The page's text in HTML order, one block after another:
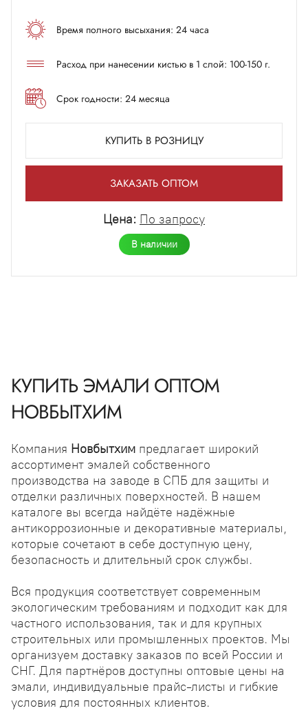
Время полного высыхания: 24 часа
Расход при нанесении кистью в 1 слой: 100-150 г.
Срок годности: 24 месяца
КУПИТЬ В РОЗНИЦУ
ЗАКАЗАТЬ ОПТОМ
Цена: По запросу
В наличии
КУПИТЬ ЭМАЛИ ОПТОМ
НОВБЫТХИМ
Компания Новбытхим предлагает широкий
ассортимент эмалей собственного
производства на заводе в СПБ для защиты и
отделки различных поверхностей. В нашем
каталоге вы всегда найдёте надёжные
антикоррозионные и декоративные материалы,
которые сочетают в себе доступную цену,
безопасность и длительный срок службы.
Вся продукция соответствует современным
экологическим требованиям и подходит как для
частного использования, так и для крупных
строительных или промышленных проектов. Мы
организуем доставку заказов по всей России и
СНГ. Для партнёров доступны оптовые цены на
эмали, индивидуальные прайс-листы и гибкие
условия для постоянных клиентов.